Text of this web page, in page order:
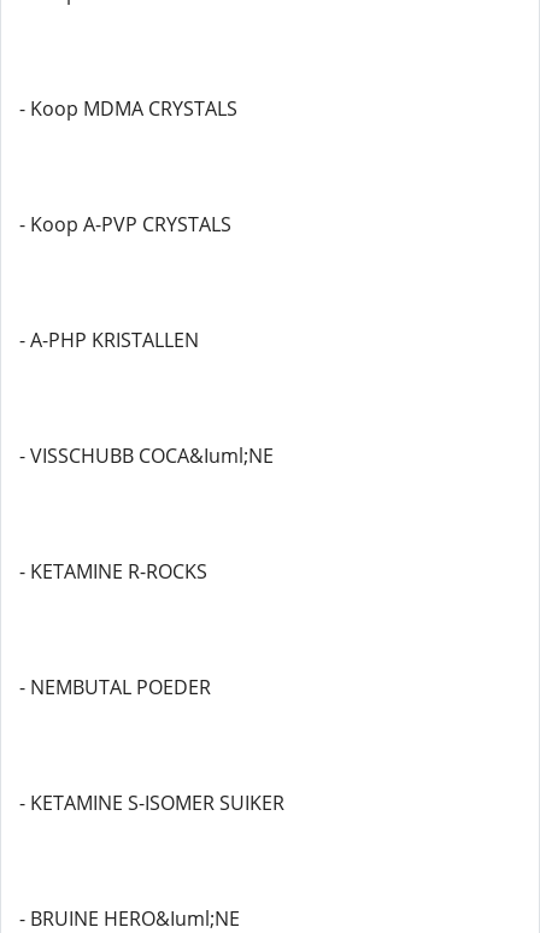
- Koop MDMA CRYSTALS
- Koop A-PVP CRYSTALS
- A-PHP KRISTALLEN
- VISSCHUBB COCA&Iuml;NE
- KETAMINE R-ROCKS
- NEMBUTAL POEDER
- KETAMINE S-ISOMER SUIKER
- BRUINE HERO&Iuml;NE